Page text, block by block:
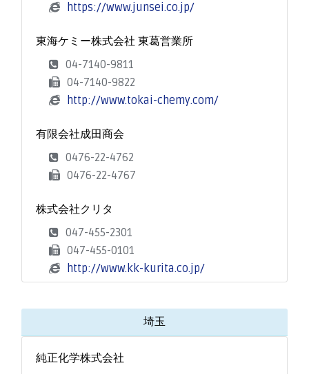
https://www.junsei.co.jp/
東海ケミー株式会社 東葛営業所
04-7140-9811
04-7140-9822
http://www.tokai-chemy.com/
有限会社成田商会
0476-22-4762
0476-22-4767
株式会社クリタ
047-455-2301
047-455-0101
http://www.kk-kurita.co.jp/
埼玉
純正化学株式会社